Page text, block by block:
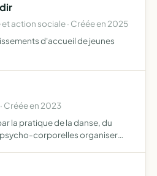
et action sociale · Créée en 2025
d'accueil de jeunes
· Créée en 2023
la pratique de la danse, du
corporelles organiser